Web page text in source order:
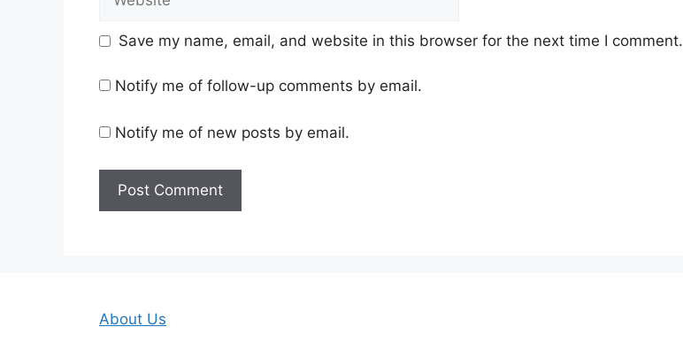
Save my name, email, and website in this browser for the next time I comment.
Notify me of follow-up comments by email.
Notify me of new posts by email.
About Us